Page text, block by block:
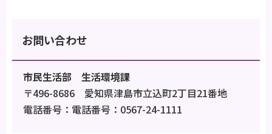
お問い合わせ
市民生活部 生活環境課
〒496-8686 愛知県津島市立込町2丁目21番地
電話番号：電話番号：0567-24-1111